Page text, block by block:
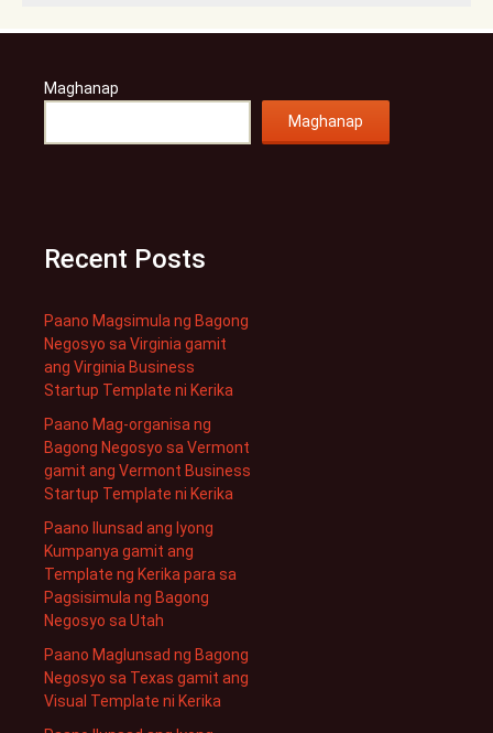
Maghanap
Maghanap
Recent Posts
Paano Magsimula ng Bagong
Negosyo sa Virginia gamit
ang Virginia Business
Startup Template ni Kerika
Paano Mag-organisa ng
Bagong Negosyo sa Vermont
gamit ang Vermont Business
Startup Template ni Kerika
Paano Ilunsad ang Iyong
Kumpanya gamit ang
Template ng Kerika para sa
Pagsisimula ng Bagong
Negosyo sa Utah
Paano Maglunsad ng Bagong
Negosyo sa Texas gamit ang
Visual Template ni Kerika